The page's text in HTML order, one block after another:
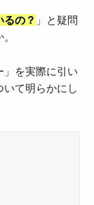
るの？ 」と疑問
」を実際に引い
て明らかにし